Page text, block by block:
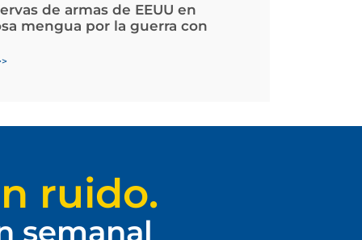
de armas de EEUU en
mengua por la guerra con
ruido.
semanal